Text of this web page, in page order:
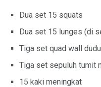
Dua set 15 squats
Dua set 15 lunges (di
Tiga set quad wall
Tiga set sepuluh tumit
15 kaki meningkat